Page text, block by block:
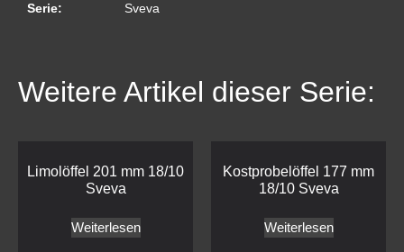
Serie: Sveva
Weitere Artikel dieser Serie:
Limolöffel 201 mm 18/10
Sveva
Weiterlesen
Kostprobelöffel 177 mm
18/10 Sveva
Weiterlesen